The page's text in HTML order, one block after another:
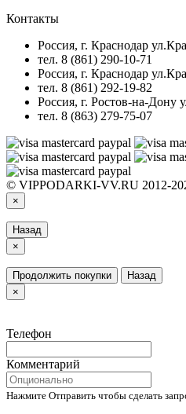
Контакты
Россия, г. Краснодар
тел. 8 (861) 290-10-71
Россия, г. Краснодар
тел. 8 (861) 292-19-82
Россия, г. Ростов-на-Дону
тел. 8 (863) 279-75-07
© VIPPODARKI-VV.RU 2012-
×
Назад
×
Продолжить покупки
Назад
×
Телефон
Комментарий
Нажмите Отправить чтобы сделать